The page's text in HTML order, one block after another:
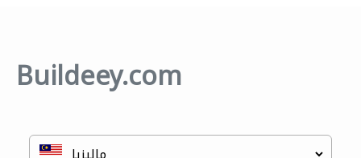
Buildeey.com